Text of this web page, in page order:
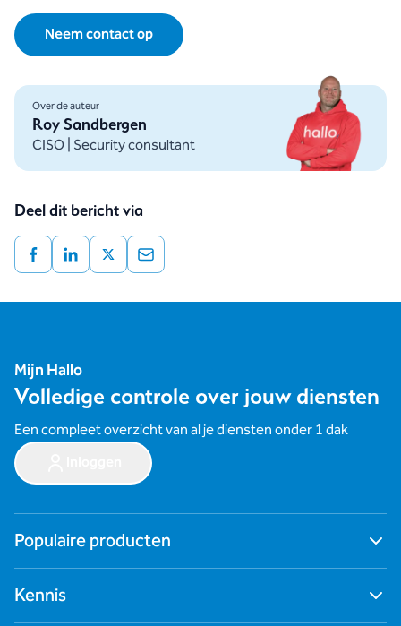
Neem contact op
Over de auteur
Roy Sandbergen
CISO | Security consultant
Deel dit bericht via
Mijn Hallo
Volledige controle over jouw diensten
Een compleet overzicht van al je diensten onder 1 dak
Populaire producten
Digitale werkplek
Cybersecurity
Kennis